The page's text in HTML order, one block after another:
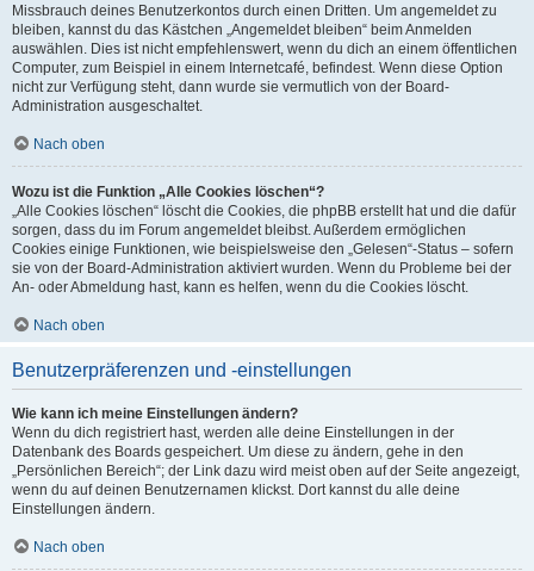
Missbrauch deines Benutzerkontos durch einen Dritten. Um angemeldet zu
bleiben, kannst du das Kästchen „Angemeldet bleiben“ beim Anmelden
auswählen. Dies ist nicht empfehlenswert, wenn du dich an einem öffentlichen
Computer, zum Beispiel in einem Internetcafé, befindest. Wenn diese Option
nicht zur Verfügung steht, dann wurde sie vermutlich von der Board-
Administration ausgeschaltet.
Nach oben
Wozu ist die Funktion „Alle Cookies löschen“?
„Alle Cookies löschen“ löscht die Cookies, die phpBB erstellt hat und die dafür
sorgen, dass du im Forum angemeldet bleibst. Außerdem ermöglichen
Cookies einige Funktionen, wie beispielsweise den „Gelesen“-Status – sofern
sie von der Board-Administration aktiviert wurden. Wenn du Probleme bei der
An- oder Abmeldung hast, kann es helfen, wenn du die Cookies löscht.
Nach oben
Benutzerpräferenzen und -einstellungen
Wie kann ich meine Einstellungen ändern?
Wenn du dich registriert hast, werden alle deine Einstellungen in der
Datenbank des Boards gespeichert. Um diese zu ändern, gehe in den
„Persönlichen Bereich“; der Link dazu wird meist oben auf der Seite angezeigt,
wenn du auf deinen Benutzernamen klickst. Dort kannst du alle deine
Einstellungen ändern.
Nach oben